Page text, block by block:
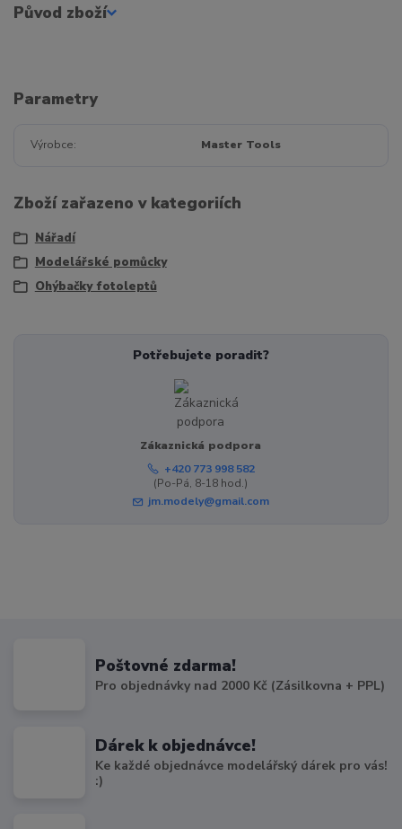
Původ zboží
Parametry
Výrobce Master Tools
Zboží zařazeno v kategoriích
Nářadí
Modelářské pomůcky
Ohýbačky fotoleptů
Potřebujete poradit?
Zákaznická podpora
+420 773 998 582
(Po-Pá, 8-18 hod.)
jm.modely@gmail.com
Poštovné zdarma!
Pro objednávky nad 2000 Kč (Zásilkovna + PPL)
Dárek k objednávce!
Ke každé objednávce modelářský dárek pro vás!
:)